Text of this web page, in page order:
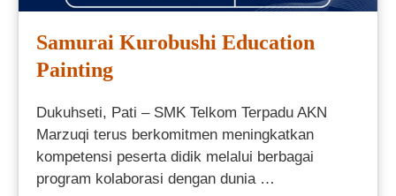
Samurai Kurobushi Education
Painting
Dukuhseti, Pati – SMK Telkom Terpadu AKN
Marzuqi terus berkomitmen meningkatkan
kompetensi peserta didik melalui berbagai
program kolaborasi dengan dunia …